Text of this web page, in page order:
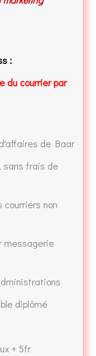
:
du courrier par
de Baar
sans frais de
courriers non
messagerie
diplômé
+ 5fr